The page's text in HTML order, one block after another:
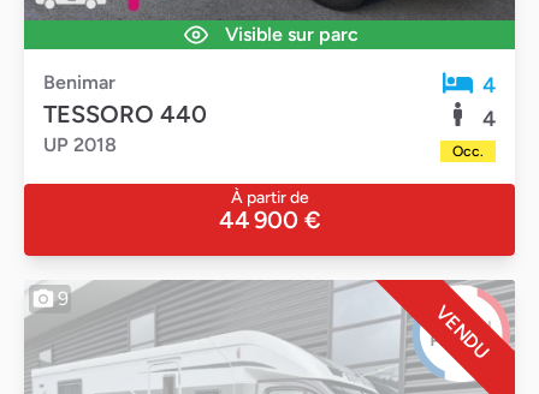
Visible sur parc
Benimar
TESSORO 440
UP 2018
4
4
Occ.
À partir de
44 900 €
VENDU
9